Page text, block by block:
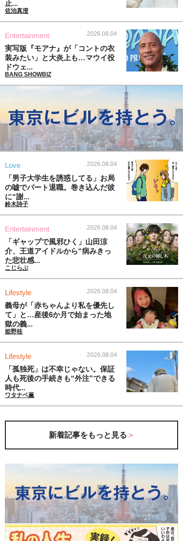
止...
佐治真澄
Entertainment 2026.08.04
実写版『モアナ』が「コントの衣
装みたい」と大炎上も…マウイ役
ドウェ...
BANG SHOWBIZ
Love 2026.08.04
「男子大学生を誘惑してる」お局
の嘘でパート退職。巻き込んだ彼
に“謝...
鈴木詩子
Entertainment 2026.08.04
「ギャップで風邪ひく」山田涼
介、王道アイドルから“病みきっ
た悲壮感...
こじらぶ
Lifestyle 2026.08.04
義母が「赤ちゃんより私を優先し
て」と…産後6か月で始まった地
獄の義...
姫野桂
Lifestyle 2026.08.04
「孤独死」は不幸じゃない。保証
人も死後の手続きも“外注”できる
時代...
ワタナベ薫
新着記事をもっと見る